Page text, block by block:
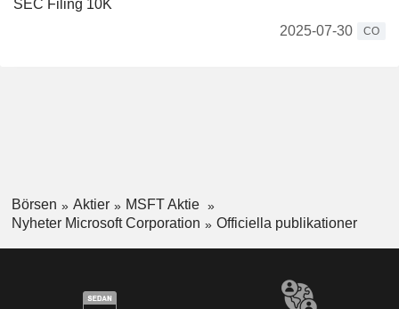
SEC Filing 10K
2025-07-30
CO
Börsen Aktier
MSFT Aktie
Nyheter Microsoft Corporation
Officiella publikationer